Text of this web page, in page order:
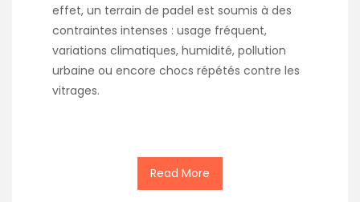
effet, un terrain de padel est soumis à des
contraintes intenses : usage fréquent,
variations climatiques, humidité, pollution
urbaine ou encore chocs répétés contre les
vitrages.
Read More